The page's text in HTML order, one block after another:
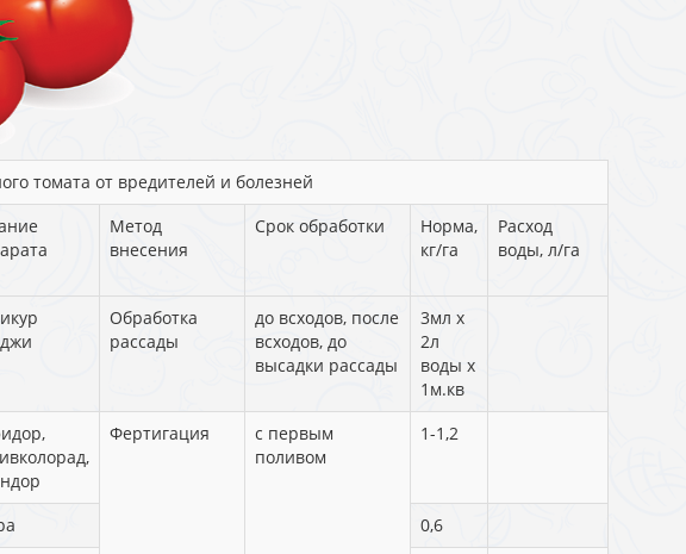
томата от вредителей и болезней
Метод
внесения
Срок обработки
Норма,
кг/га
Расход
воды, л/га
Обработка
рассады
до всходов, после
всходов, до
высадки рассады
3мл х
2л
воды х
1м.кв
Фертигация
с первым
поливом
1-1,2
0,6